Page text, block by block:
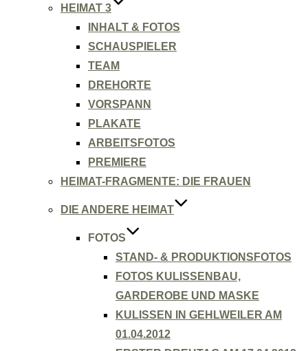
HEIMAT 3
INHALT & FOTOS
SCHAUSPIELER
TEAM
DREHORTE
VORSPANN
PLAKATE
ARBEITSFOTOS
PREMIERE
HEIMAT-FRAGMENTE: DIE FRAUEN
DIE ANDERE HEIMAT
FOTOS
STAND- & PRODUKTIONSFOTOS
FOTOS KULISSENBAU,
GARDEROBE UND MASKE
KULISSEN IN GEHLWEILER AM
01.04.2012